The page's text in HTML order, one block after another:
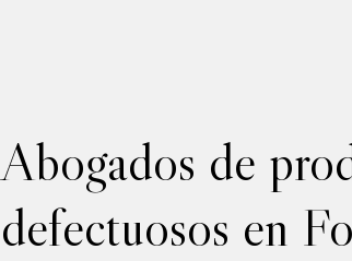
Abogados de
defectuosos en